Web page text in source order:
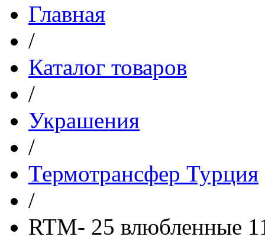
Главная
/
Каталог товаров
/
Украшения
/
Термотрансфер Турция
/
RTM- 25 влюбленные